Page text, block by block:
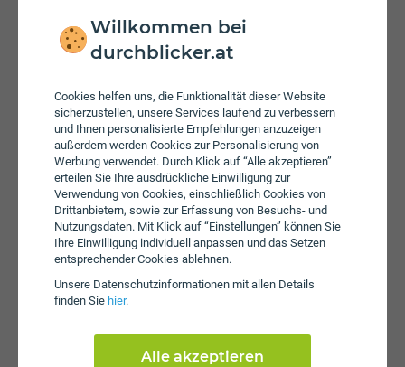
Willkommen bei
durchblicker.at
Cookies helfen uns, die Funktionalität dieser Website
sicherzustellen, unsere Services laufend zu verbessern
und Ihnen personalisierte Empfehlungen anzuzeigen
außerdem werden Cookies zur Personalisierung von
Werbung verwendet. Durch Klick auf “Alle akzeptieren”
erteilen Sie Ihre ausdrückliche Einwilligung zur
Verwendung von Cookies, einschließlich Cookies von
Drittanbietern, sowie zur Erfassung von Besuchs- und
Nutzungsdaten. Mit Klick auf “Einstellungen” können Sie
Ihre Einwilligung individuell anpassen und das Setzen
entsprechender Cookies ablehnen.
Unsere Daten­schutz­informationen mit allen Details
finden Sie hier.
Alle akzeptieren
Bluetooth
WLAN
a/b/g/n/ac
Gerät
Akku
6500 mAh
Speicherkarte
Betriebssystem
Android 15
Prozessor
Octa-Core
Arbeitsspeicher
12 GB
163.8 x 76.3 x 7.8 mm